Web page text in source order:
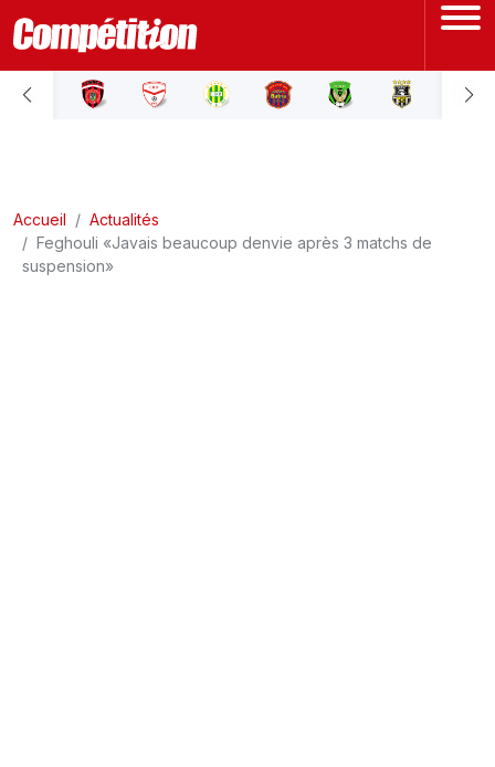
ACCUEIL
LIGUE 2
COUPE D'ALGÉRIE
Accueil
Actualités
Feghouli «Javais beaucoup denvie après 3 matchs de
suspension»